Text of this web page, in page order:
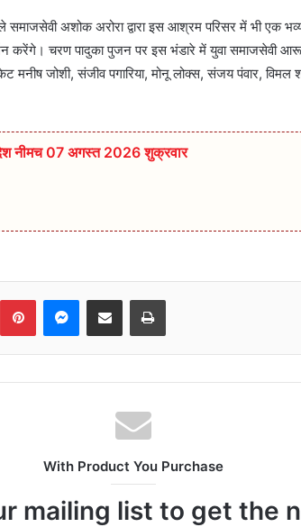
अशोक अरोरा द्वारा इस आश्रम परिसर में भी एक भव्य
करेंगे। चरण पादुका पुजन पर इस भंडारे में युवा समाजसेवी
मनीष जोशी, संजीव पगारिया, मोनू लोक्स, संजय पंवार, विमल
नीमच 07 अगस्त 2026 शुक्रवार
PinterestMessenger
Share via Email Print
With Product You Purchase
mailing list to get the